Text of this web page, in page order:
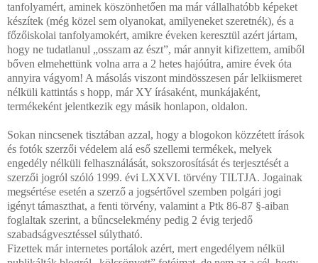
tanfolyamért, aminek köszönhetően ma már vállalhatóbb képeket
készítek (még közel sem olyanokat, amilyeneket szeretnék), és a
főzőiskolai tanfolyamokért, amikre éveken keresztül azért jártam,
hogy ne tudatlanul „osszam az észt”, már annyit kifizettem, amiből
bőven elmehettünk volna arra a 2 hetes hajóútra, amire évek óta
annyira vágyom! A másolás viszont mindösszesen pár lelkiismeret
nélküli kattintás s hopp, már XY írásaként, munkájaként,
termékeként jelentkezik egy másik honlapon, oldalon.
Sokan nincsenek tisztában azzal, hogy a blogokon közzétett írások
és fotók szerzői védelem alá eső szellemi termékek, melyek
engedély nélküli felhasználását, sokszorosítását és terjesztését a
szerzői jogról szóló 1999. évi LXXVI. törvény TILTJA. Jogainak
megsértése esetén a szerző a jogsértővel szemben polgári jogi
igényt támaszthat, a fenti törvény, valamint a Ptk 86-87 §-aiban
foglaltak szerint, a bűncselekmény pedig 2 évig terjedő
szabadságvesztéssel súlytható.
Fizettek már internetes portálok azért, mert engedélyem nélkül